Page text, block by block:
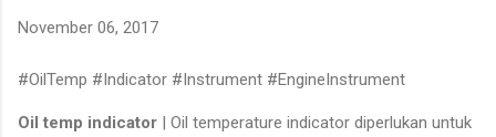
November 06, 2017
#OilTemp #Indicator #Instrument #EngineInstrument
Oil temp indicator | Oil temperature indicator diperlukan untuk